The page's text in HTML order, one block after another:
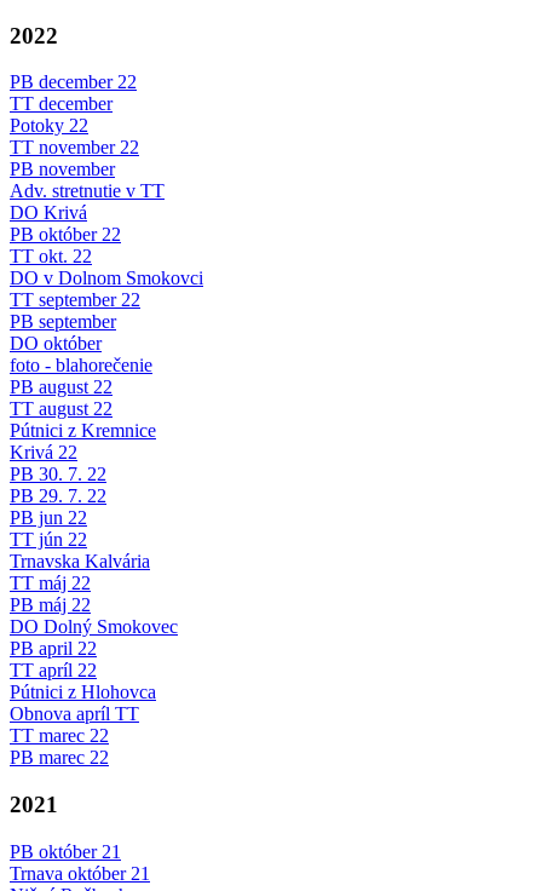
2022
PB december 22
TT december
Potoky 22
TT november 22
PB november
Adv. stretnutie v TT
DO Krivá
PB október 22
TT okt. 22
DO v Dolnom Smokovci
TT september 22
PB september
DO október
foto - blahorečenie
PB august 22
TT august 22
Pútnici z Kremnice
Krivá 22
PB 30. 7. 22
PB 29. 7. 22
PB jun 22
TT jún 22
Trnavska Kalvária
TT máj 22
PB máj 22
DO Dolný Smokovec
PB april 22
TT apríl 22
Pútnici z Hlohovca
Obnova apríl TT
TT marec 22
PB marec 22
2021
PB október 21
Trnava október 21